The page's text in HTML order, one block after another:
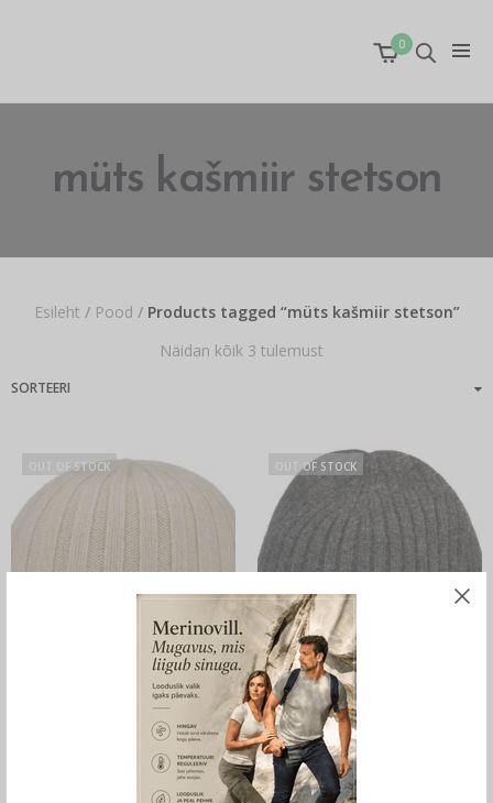
0
müts kašmiir stetson
Esileht / Pood /Products tagged “müts kašmiir stetson”
Näidan kõik 3 tulemust
OUT OF STOCK
MITMEID VALIKUID
Kašmiirvillane MÜTS,
looduslik värv, Stetson
OUT OF STOCK
MITMEID VALIKUID
Kašmiirvillane kootud MÜTS
Varnell, Stetson